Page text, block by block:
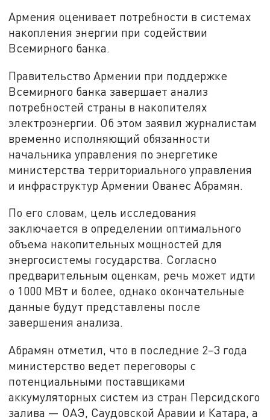
Армения оценивает потребности в системах
накопления энергии при содействии
Всемирного банка.
Правительство Армении при поддержке
Всемирного банка завершает анализ
потребностей страны в накопителях
электроэнергии. Об этом заявил журналистам
временно исполняющий обязанности
начальника управления по энергетике
министерства территориального управления
и инфраструктур Армении Ованес Абрамян.
По его словам, цель исследования
заключается в определении оптимального
объема накопительных мощностей для
энергосистемы государства. Согласно
предварительным оценкам, речь может идти
о 1000 МВт и более, однако окончательные
данные будут представлены после
завершения анализа.
Абрамян отметил, что в последние 2–3 года
министерство ведет переговоры с
потенциальными поставщиками
аккумуляторных систем из стран Персидского
залива — ОАЭ, Саудовской Аравии и Катара, а